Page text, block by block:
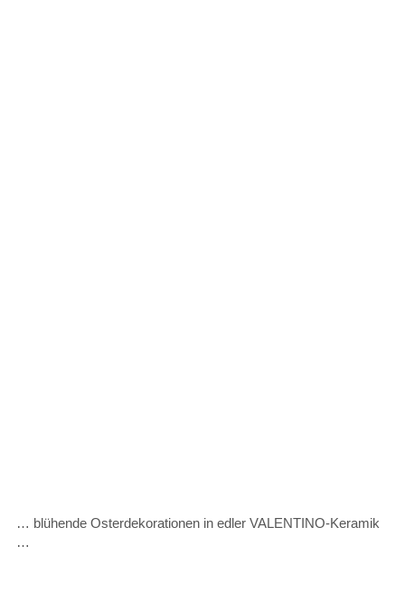
… blühende Osterdekorationen in edler VALENTINO-Keramik
…